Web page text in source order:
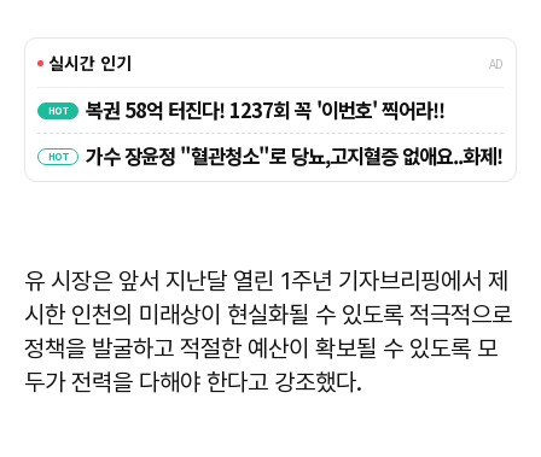
유 시장은 앞서 지난달 열린 1주년 기자브리핑에서 제
시한 인천의 미래상이 현실화될 수 있도록 적극적으로
정책을 발굴하고 적절한 예산이 확보될 수 있도록 모
두가 전력을 다해야 한다고 강조했다.